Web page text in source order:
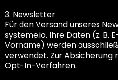
3. Newsletter
Für den Versand unseres
systeme.io. Ihre Daten (z. B.
Vorname) werden
verwendet. Zur Absicherung
Opt-In-Verfahren.